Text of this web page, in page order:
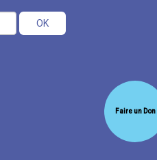
Faire un Don